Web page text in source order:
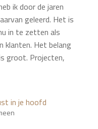
ik door de jaren
geleerd. Het is
in te zetten als
klanten. Het belang
groot. Projecten,
in je hoofd